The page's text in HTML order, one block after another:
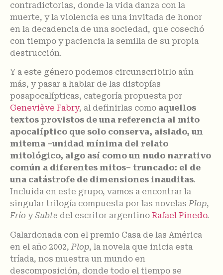
contradictorias, donde la vida danza con la
muerte, y la violencia es una invitada de honor
en la decadencia de una sociedad, que cosechó
con tiempo y paciencia la semilla de su propia
destrucción.
Y a este género podemos circunscribirlo aún
más, y pasar a hablar de las distopías
posapocalípticas, categoría propuesta por
Geneviève Fabry, al definirlas como aquellos
textos provistos de una referencia al mito
apocalíptico que solo conserva, aislado, un
mitema –unidad mínima del relato
mitológico, algo así como un nudo narrativo
común a diferentes mitos– truncado: el de
una catástrofe de dimensiones inauditas.
Incluida en este grupo, vamos a encontrar la
singular trilogía compuesta por las novelasPlop,
Frío ySubte del escritor argentino Rafael Pinedo.
Galardonada con el premio Casa de las América
en el año 2002, Plop, la novela que inicia esta
tríada, nos muestra un mundo en
descomposición, donde todo el tiempo se